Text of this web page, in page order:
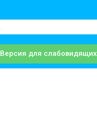
Версия для слабовидящих